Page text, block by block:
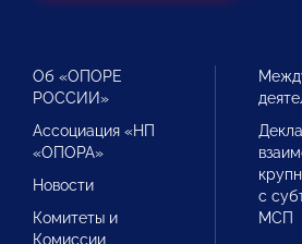
Об «ОПОРЕ
РОССИИ»
Ассоциация «НП
«ОПОРА»
Новости
Комитеты и
Комиссии
с
МСП